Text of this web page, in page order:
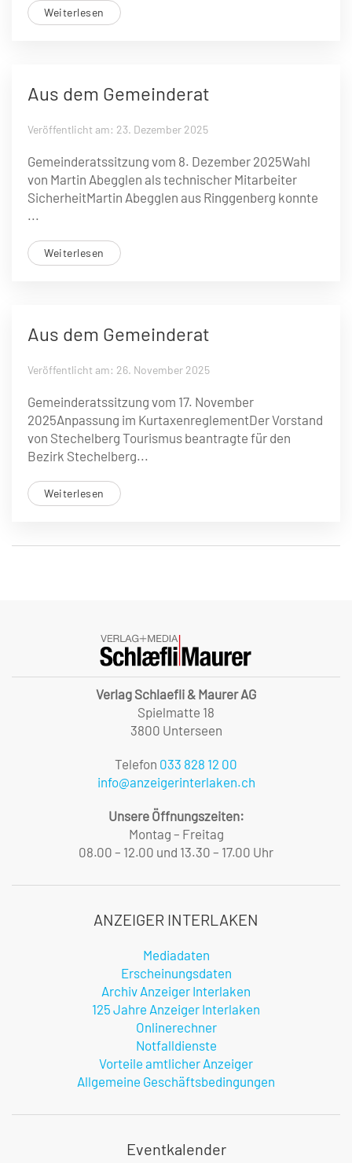
Weiterlesen
Aus dem Gemeinderat
Veröffentlicht am: 23. Dezember 2025
Gemeinderatssitzung vom 8. Dezember 2025Wahl
von Martin Abegglen als ­technischer Mitarbeiter
SicherheitMartin Abegglen aus Ringgenberg konnte
...
Weiterlesen
Aus dem Gemeinderat
Veröffentlicht am: 26. November 2025
Gemeinderatssitzung vom 17. November
2025Anpassung im KurtaxenreglementDer Vorstand
von Stechelberg Tourismus beantragte für den
Bezirk Stechelberg...
Weiterlesen
Verlag Schlaefli & Maurer AG
Spielmatte 18
3800 Unterseen
Telefon 033 828 12 00
info@anzeigerinterlaken.ch
Unsere Öffnungszeiten:
Montag – Freitag
08.00 – 12.00 und 13.30 – 17.00 Uhr
ANZEIGER INTERLAKEN
Mediadaten
Erscheinungsdaten
Archiv Anzeiger Interlaken
125 Jahre Anzeiger Interlaken
Onlinerechner
Notfalldienste
Vorteile amtlicher Anzeiger
Allgemeine Geschäftsbedingungen
Eventkalender